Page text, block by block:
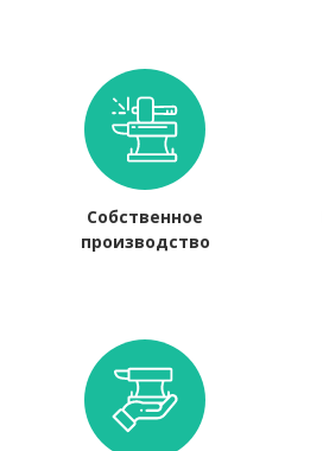
Собственное
производство